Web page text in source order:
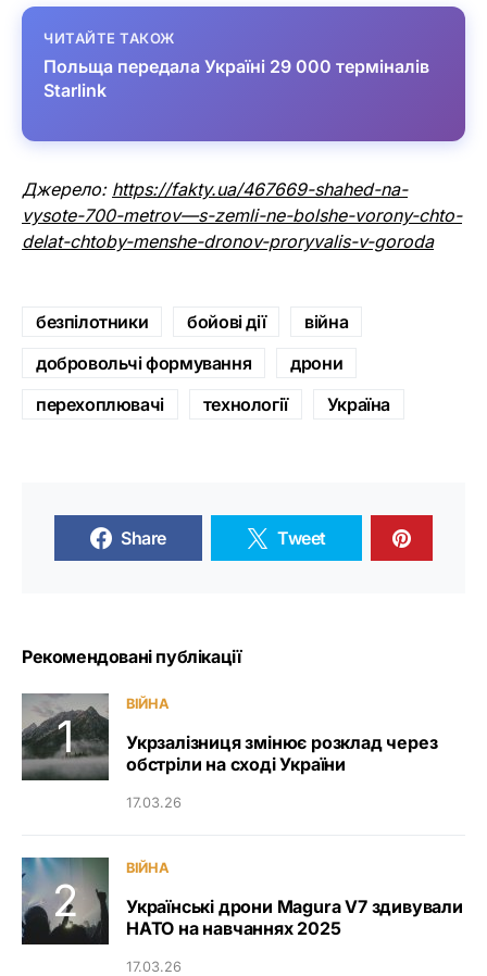
ЧИТАЙТЕ ТАКОЖ
Польща передала Україні 29 000 терміналів
Starlink
Джерело: https://fakty.ua/467669-shahed-na-
vysote-700-metrov—s-zemli-ne-bolshe-vorony-chto-
delat-chtoby-menshe-dronov-proryvalis-v-goroda
безпілотники бойові дії
війна
добровольчі формування
дрони
перехоплювачі
технології Україна
Share Tweet
Рекомендовані публікації
ВІЙНА
Укрзалізниця змінює розклад через
обстріли на сході України
17.03.26
ВІЙНА
Українські дрони Magura V7 здивували
НАТО на навчаннях 2025
17.03.26